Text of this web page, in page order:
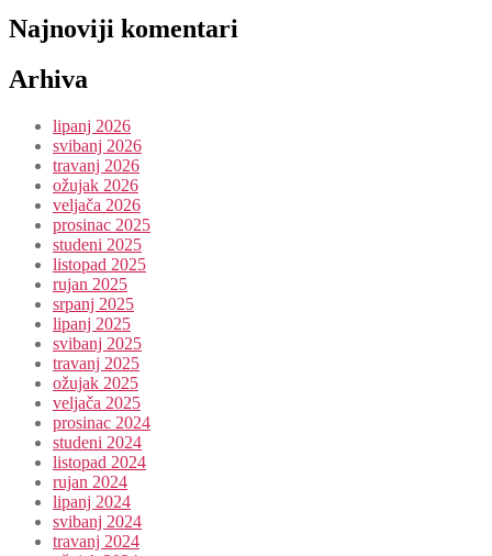
Najnoviji komentari
Arhiva
lipanj 2026
svibanj 2026
travanj 2026
ožujak 2026
veljača 2026
prosinac 2025
studeni 2025
listopad 2025
rujan 2025
srpanj 2025
lipanj 2025
svibanj 2025
travanj 2025
ožujak 2025
veljača 2025
prosinac 2024
studeni 2024
listopad 2024
rujan 2024
lipanj 2024
svibanj 2024
travanj 2024